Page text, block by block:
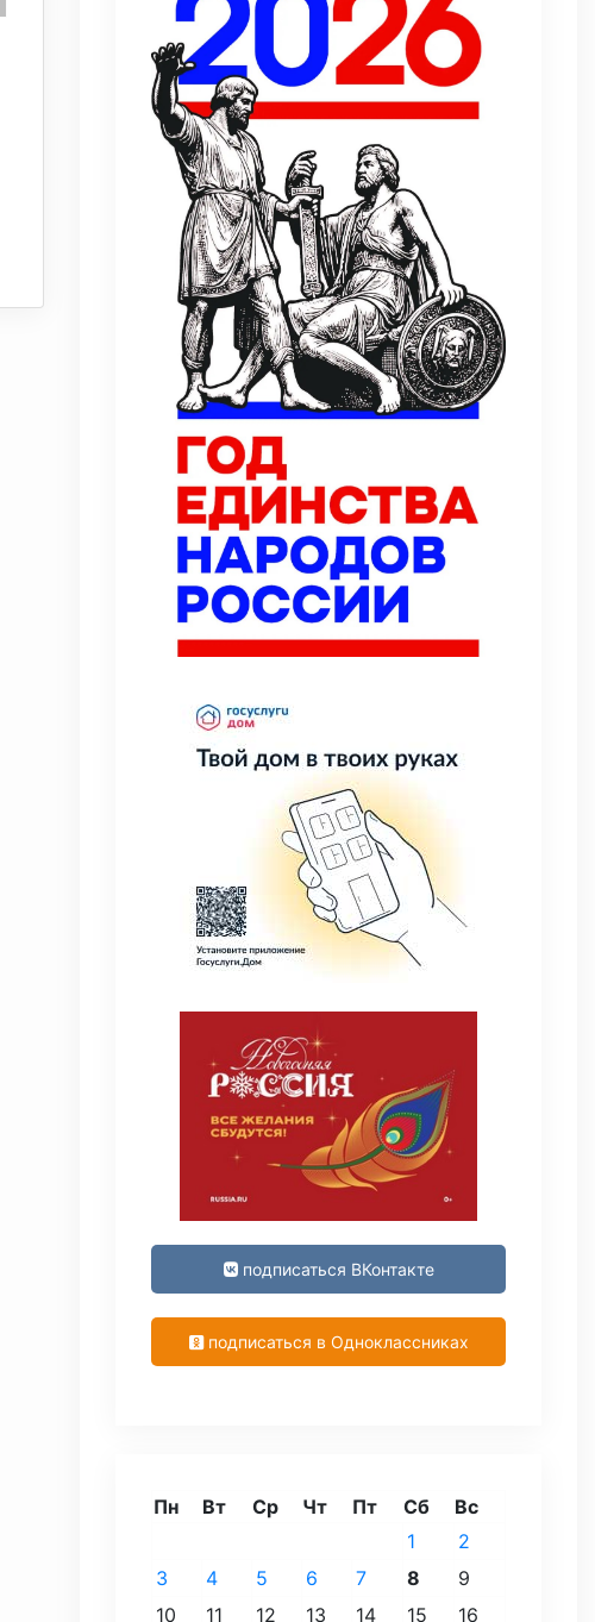
подписаться ВКонтакте
подписаться в Одноклассниках
Пн Вт Ср Чт Пт Сб
Вс
1
2
3
4 5 6 7 8
9
10
11 12 13 14 15 16